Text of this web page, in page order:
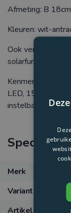
Afmeting: B
Kleuren: wit-
Ook verkrijgbaar
solarfunctie,
Kenmerken:
LED, 15 uur
instelbaar, 16
Merk
Variant
Artikelnummer